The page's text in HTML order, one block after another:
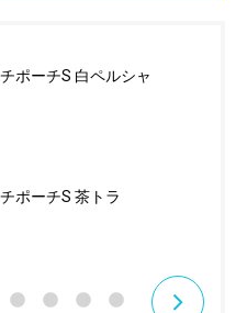
ポーチS 白ペルシャ
ポーチS 茶トラ